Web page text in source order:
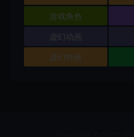
游戏角色
虚幻动画
虚幻特效